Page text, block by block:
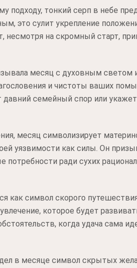
подходу, тонкий серп в небе
это сулит укрепление
несмотря на скромный старт,
месяц с духовным
и чистоты ваших
давний семейный спор или
месяц символизирует
уязвимости как силы. Он
потребности ради сухих
как символ скорого
которое будет
когда удача сама
в месяце символ скрытых